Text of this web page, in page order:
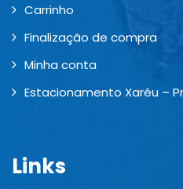
Carrinho
Finalização de compra
Minha conta
Estacionamento Xaréu –
Links